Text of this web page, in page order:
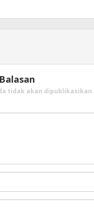
tidak akan dipublikasikan.